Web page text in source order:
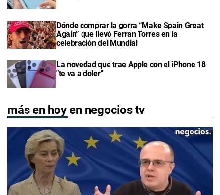
Dónde comprar la gorra “Make Spain Great
Again” que llevó Ferran Torres en la
celebración del Mundial
La novedad que trae Apple con el iPhone 18
"te va a doler"
más en hoy en negocios tv